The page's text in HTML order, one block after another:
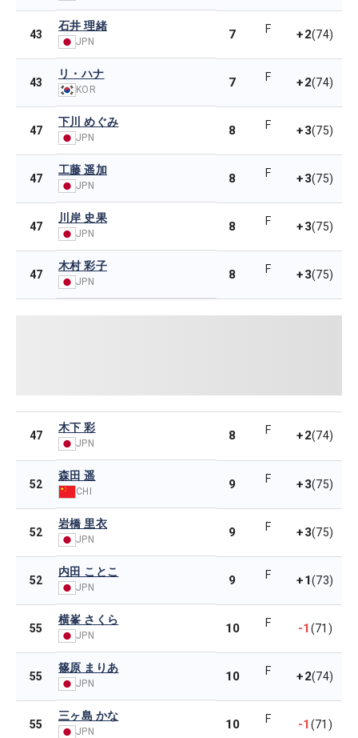
43
石井 理緒
JPN 7 F +2(74)
43
リ・ハナ
KOR 7 F +2(74)
47
下川 めぐみ
JPN 8 F +3(75)
47
工藤 遥加
JPN 8 F +3(75)
47
川岸 史果
JPN 8 F +3(75)
47
木村 彩子
JPN 8 F +3(75)
47
木下 彩
JPN
8 F +2(74)
52
森田 遥
CHI 9 F +3(75)
52
岩橋 里衣
JPN 9 F +3(75)
52
内田 ことこ
JPN 9 F +1(73)
55
横峯 さくら
JPN 10 F -1(71)
55
篠原 まりあ
JPN 10 F +2(74)
55
三ヶ島 かな
JPN 10 F -1(71)